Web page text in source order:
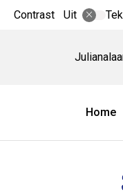
Contrast Uit
Home